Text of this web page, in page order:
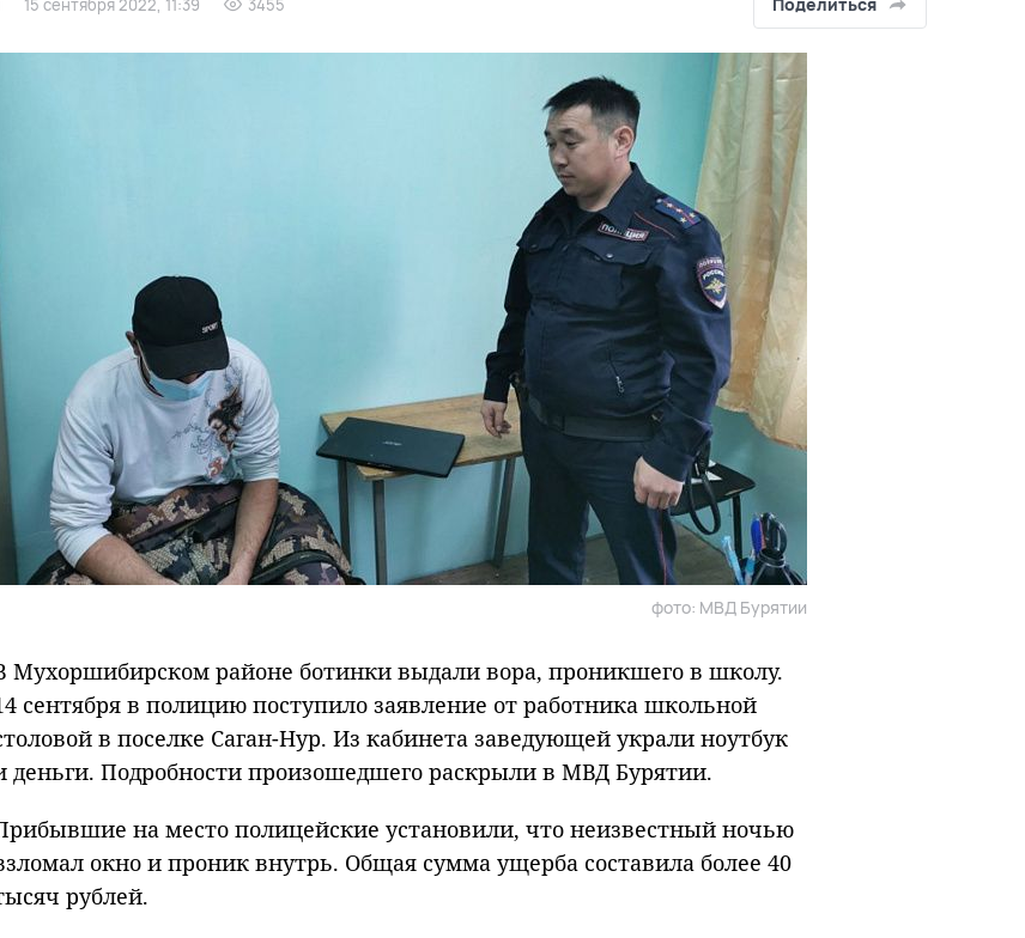
15 сентября 2022, 11:39 3455
фото: МВД Бурятии
Мухоршибирском районе ботинки выдали вора, проникшего в школу.
сентября в полицию поступило заявление от работника школьной
в поселке Саган-Нур. Из кабинета заведующей украли ноутбук
деньги. Подробности произошедшего раскрыли в МВД Бурятии.
на место полицейские установили, что неизвестный ночью
окно и проник внутрь. Общая сумма ущерба составила более 40
рублей.